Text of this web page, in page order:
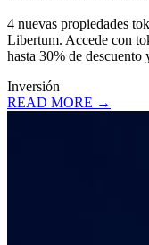
4 nuevas propiedades
Libertum. Accede con
hasta 30% de
Inversión
READ MORE →